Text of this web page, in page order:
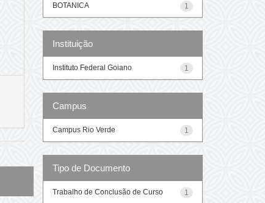
1
BOTANICA
Instituição
1
Instituto Federal Goiano
Campus
1
Campus Rio Verde
Tipo de Documento
1
Trabalho de Conclusão de Curso